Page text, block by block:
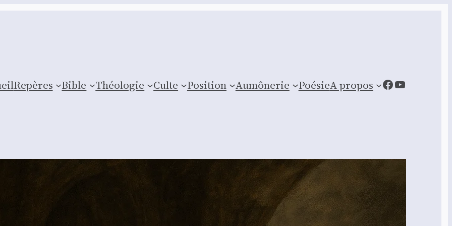
Repères Bible Théologie Culte Posi­tion Aumônerie PoésieA propos Facebook
YouTube